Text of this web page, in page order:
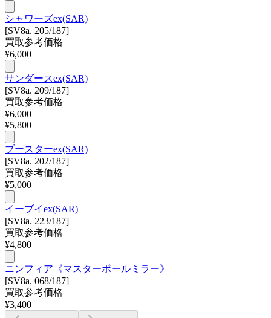
シャワーズex(SAR)
[SV8a. 205/187]
買取参考価格
¥6,000
サンダースex(SAR)
[SV8a. 209/187]
買取参考価格
¥6,000
¥5,800
ブースターex(SAR)
[SV8a. 202/187]
買取参考価格
¥5,000
イーブイex(SAR)
[SV8a. 223/187]
買取参考価格
¥4,800
ニンフィア《マスターボールミラー》
[SV8a. 068/187]
買取参考価格
¥3,400